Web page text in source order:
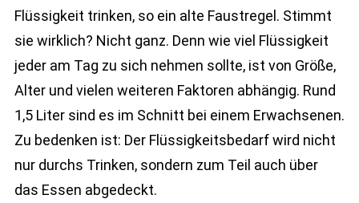
Flüssigkeit trinken, so ein alte Faustregel. Stimmt
sie wirklich? Nicht ganz. Denn wie viel Flüssigkeit
jeder am Tag zu sich nehmen sollte, ist von Größe,
Alter und vielen weiteren Faktoren abhängig. Rund
1,5 Liter sind es im Schnitt bei einem Erwachsenen.
Zu bedenken ist: Der Flüssigkeitsbedarf wird nicht
nur durchs Trinken, sondern zum Teil auch über
das Essen abgedeckt.